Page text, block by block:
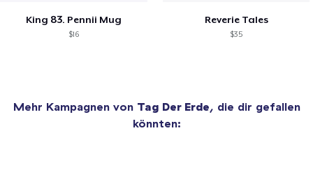
King 83. Pennii Mug
$16
Reverie Tales
$35
Mehr Kampagnen von Tag Der Erde, die dir gefallen
könnten: